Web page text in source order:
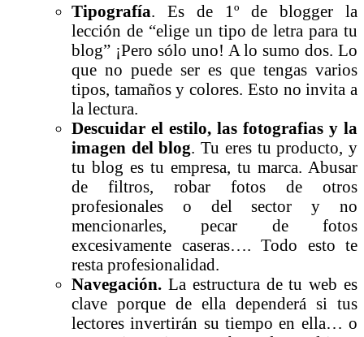
Tipografía. Es de 1º de blogger la
lección de “elige un tipo de letra para tu
blog” ¡Pero sólo uno! A lo sumo dos. Lo
que no puede ser es que tengas varios
tipos, tamaños y colores. Esto no invita a
la lectura.
Descuidar el estilo, las fotografias y la
imagen del blog. Tu eres tu producto, y
tu blog es tu empresa, tu marca. Abusar
de filtros, robar fotos de otros
profesionales o del sector y no
mencionarles, pecar de fotos
excesivamente caseras…. Todo esto te
resta profesionalidad.
Navegación. La estructura de tu web es
clave porque de ella dependerá si tus
lectores invertirán su tiempo en ella… o